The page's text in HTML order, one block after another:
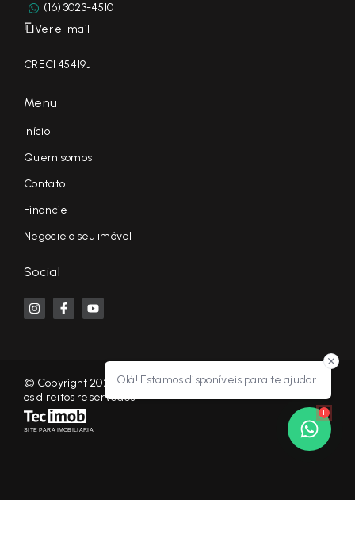
Olá! Estamos disponíveis para te ajudar.
1
(16) 3023-4510
Ver e-mail
CRECI 45419J
Menu
Início
Quem somos
Contato
Financie
Negocie o seu imóvel
Social
© Copyright 2026 - KF NEGÓCIOS IMOBILIÁRIOS RP - Todos
os direitos reservados
SITE PARA IMOBILIARIA